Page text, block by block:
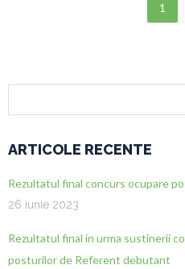
1
ARTICOLE RECENTE
Rezultatul final concurs ocupare
26 iunie 2023
Rezultatul final in urma sustinerii
posturilor de Referent debutant